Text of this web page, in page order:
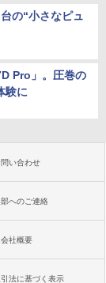
の“小さなピュ
Pro」。圧巻の
験に
問い合わせ
へのご連絡
会社概要
法に基づく表示